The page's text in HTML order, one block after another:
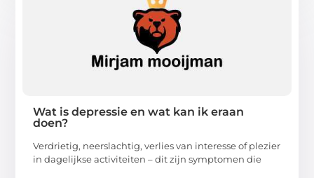
Wat is depressie en wat kan ik eraan
doen?
Verdrietig, neerslachtig, verlies van interesse of plezier
in dagelijkse activiteiten – dit zijn symptomen die